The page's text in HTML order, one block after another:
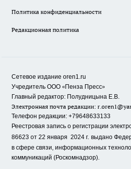
Политика конфиденциальности
Редакционная политика
Сетевое издание oren1.ru
Учредитель ООО «Пенза Пресс»
Главный редактор: Полудницына Е.В.
Электронная почта редакции:
Телефон редакции: +79648633133
Реестровая запись о регистрации
86623 от 22 января 2024 г. выдано
в сфере связи, информационных
коммуникаций (Роскомнадзор).